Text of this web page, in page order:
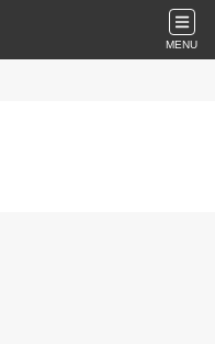
MENU